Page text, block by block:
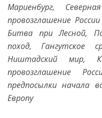
Мариенбург,
провозглашение
Битва при Лесной,
поход, Гангутское
Ништадский мир,
провозглашение
предпосылки начала
Европу